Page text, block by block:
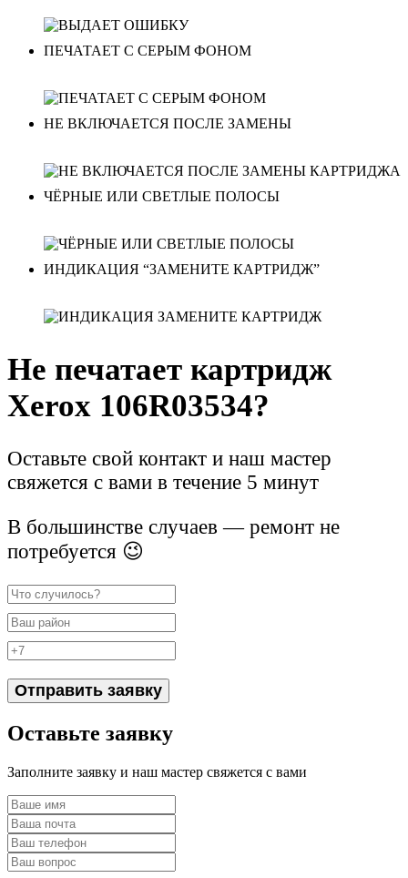
ПЕЧАТАЕТ С СЕРЫМ ФОНОМ
НЕ ВКЛЮЧАЕТСЯ ПОСЛЕ ЗАМЕНЫ
ЧЁРНЫЕ ИЛИ СВЕТЛЫЕ ПОЛОСЫ
ИНДИКАЦИЯ “ЗАМЕНИТЕ КАРТРИДЖ”
Не печатает картридж
Xerox 106R03534?
Оставьте свой контакт и наш мастер
свяжется с вами в течение 5 минут
В большинстве случаев — ремонт не
потребуется 😉
Отправить заявку
Оставьте заявку
Заполните заявку и наш мастер свяжется с вами